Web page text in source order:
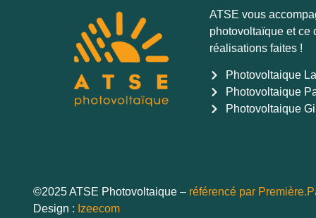
Saint-Laurent-de-Gosse
Pose d'un 3kwc
PAYS-BASQUE
PAYS-BASQUE
ATSE vous
photovoltaïque et ce
réalisations faites !
Photovoltaique
Photovoltaique
Photovoltaique
©2025 ATSE Photovoltaique – référencé par
Design : Izeecom